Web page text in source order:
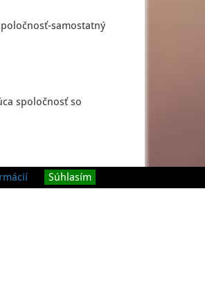
samostatný
spoločnosť so
Poskytujememe pre
Súhlasím